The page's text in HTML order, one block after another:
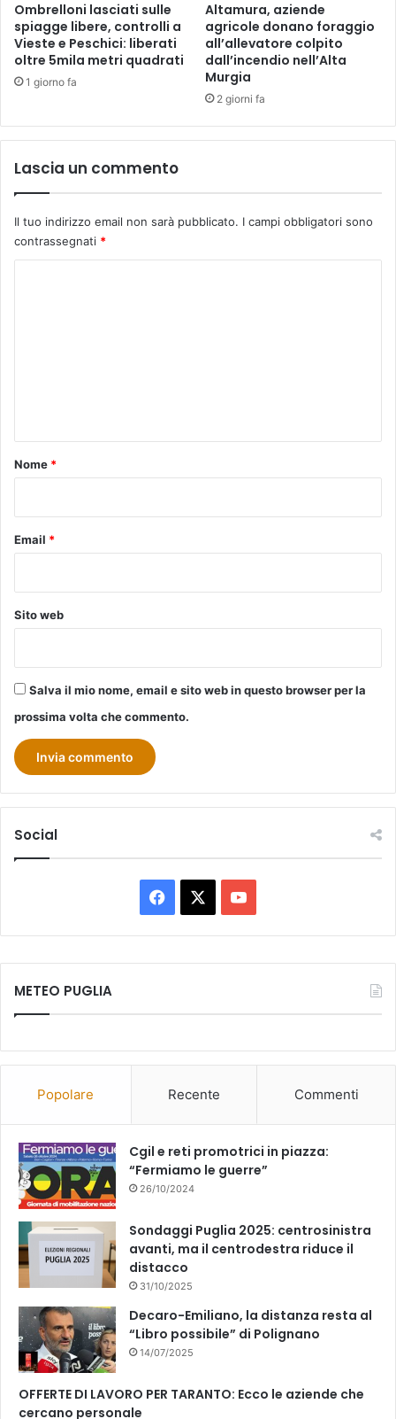
Ombrelloni lasciati sulle
spiagge libere, controlli a
Vieste e Peschici: liberati
oltre 5mila metri quadrati
1 giorno fa
Altamura, aziende
agricole donano foraggio
all’allevatore colpito
dall’incendio nell’Alta
Murgia
2 giorni fa
Lascia un commento
Il tuo indirizzo email non sarà pubblicato. I campi obbligatori sono
contrassegnati *
o
Nome *
Email *
Sito web
Salva il mio nome, email e sito web in questo browser per la
prossima volta che commento.
Social
Facebook You
Tube
METEO PUGLIA
Popolare Recente Commenti
Cgil e reti promotrici in piazza:
“Fermiamo le guerre”
26/10/2024
Sondaggi Puglia 2025: centrosinistra
avanti, ma il centrodestra riduce il
distacco
31/10/2025
Decaro-Emiliano, la distanza resta al
“Libro possibile” di Polignano
14/07/2025
OFFERTE DI LAVORO PER TARANTO: Ecco le aziende che
cercano personale